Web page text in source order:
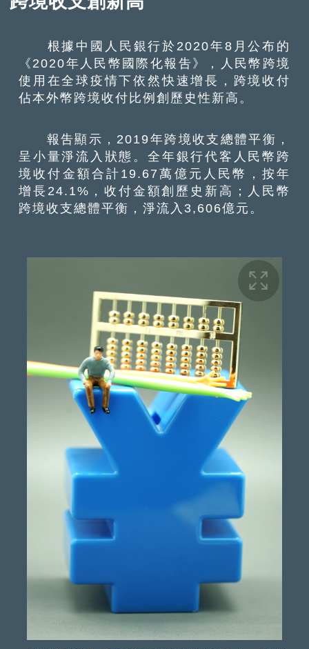
根據中國人民銀行於2020年8月公布的
《2020年人民幣國際化報吿》，人民幣跨境
使用在全球疫情下依然快速增長，跨境收付
佔本外幣跨境收付比例創歷史性新高。
報吿顯示，2019年跨境收支總體平衡，
呈小量淨流入狀態。全年銀行代客人民幣跨
境收付金額合計19.67萬億元人民幣，按年
增長24.1%，收付金額創歷史新高；人民幣
跨境收支總體平衡，淨流入3,606億元。